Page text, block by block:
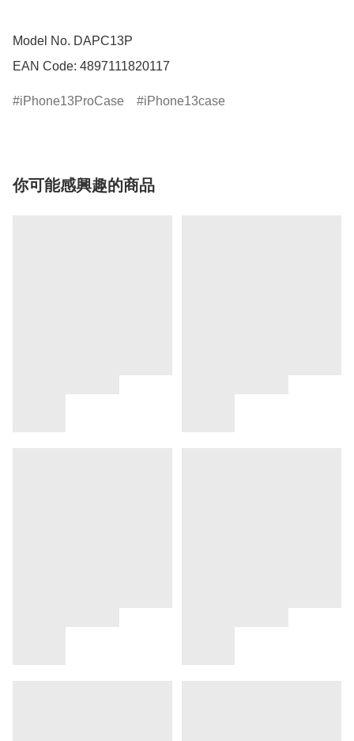
Model No. DAPC13P
EAN Code: 4897111820117
iPhone13ProCase iPhone13case
你可能感興趣的商品